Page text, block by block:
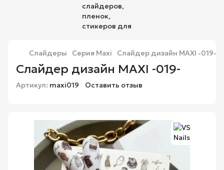
Слайдеры Серия Maxi Слайдер дизайн MAXI -019-
Слайдер дизайн MAXI -019-
Артикул: maxi019 Оставить отзыв